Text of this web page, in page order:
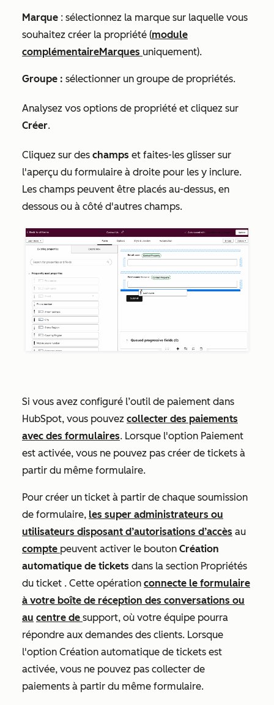
Marque : sélectionnez la marque sur laquelle vous
souhaitez créer la propriété (module
complémentaireMarques uniquement).
Groupe : sélectionner un groupe de propriétés.
Analysez vos options de propriété et cliquez sur
Créer.
Cliquez sur des champs et faites-les glisser sur
l'aperçu du formulaire à droite pour les y inclure.
Les champs peuvent être placés au-dessus, en
dessous ou à côté d'autres champs.
Si vous avez configuré l’outil de paiement dans
HubSpot, vous pouvez collecter des paiements
avec des formulaires. Lorsque l'option Paiement
est activée, vous ne pouvez pas créer de tickets à
partir du même formulaire.
Pour créer un ticket à partir de chaque soumission
de formulaire, les super administrateurs ou
utilisateurs disposant d’autorisations d’accès au
compte peuvent activer le bouton Création
automatique de tickets dans la section Propriétés
du ticket . Cette opération connecte le formulaire
à votre boîte de réception des conversations ou
au centre de support, où votre équipe pourra
répondre aux demandes des clients. Lorsque
l'option Création automatique de tickets est
activée, vous ne pouvez pas collecter de
paiements à partir du même formulaire.